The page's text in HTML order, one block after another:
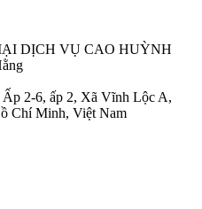
DỊCH VỤ CAO HUỲNH
2-6, ấp 2, Xã Vĩnh Lộc A,
Chí Minh, Việt Nam